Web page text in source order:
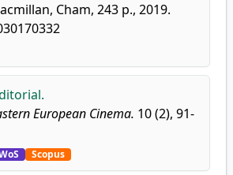
Cham, 243 p., 2019.
European Cinema. 10 (2), 91-
Scopus